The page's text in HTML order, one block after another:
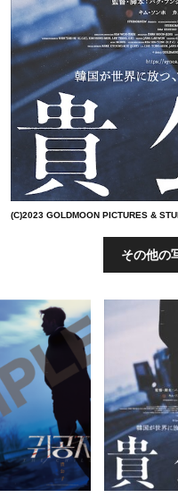
(C)2023 GOLDMOON PICTURES &
その他の